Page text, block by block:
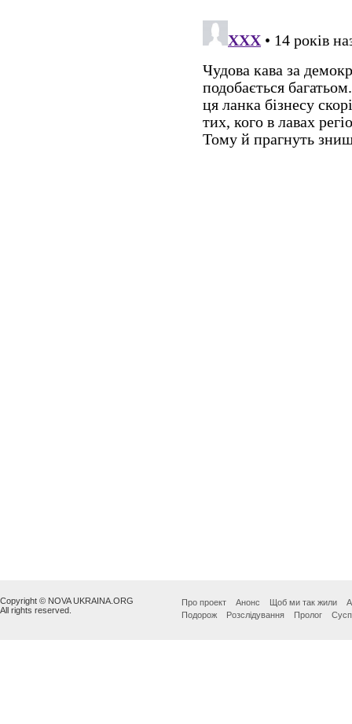
Copyright © NOVA UKRAINA.ORG
All rights reserved.
Про проект Анонс Щоб ми так жили
Подорож
Розслідування Пролог